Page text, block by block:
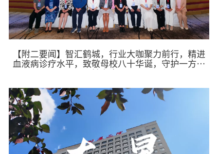
【附二要闻】智汇鹤城，行业大咖聚力前行，精进
血液病诊疗水平，致敬母校八十华诞，守护一方百